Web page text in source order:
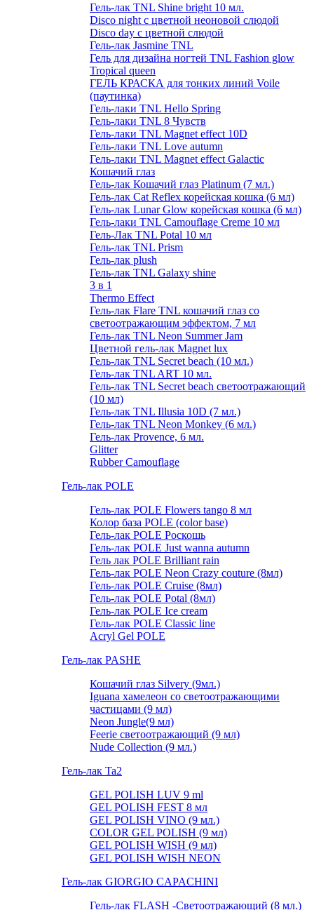
Гель-лак TNL Shine bright 10 мл.
Disco night с цветной неоновой слюдой
Disco day с цветной слюдой
Гель-лак Jasmine TNL
Гель для дизайна ногтей TNL Fashion glow
Tropical queen
ГЕЛЬ КРАСКА для тонких линий Voile
(паутинка)
Гель-лаки TNL Hello Spring
Гель-лаки TNL 8 Чувств
Гель-лаки TNL Magnet effect 10D
Гель-лаки TNL Love autumn
Гель-лаки TNL Magnet effect Galactic
Кошачий глаз
Гель-лак Кошачий глаз Platinum (7 мл.)
Гель-лак Cat Reflex корейская кошка (6 мл)
Гель-лак Lunar Glow корейская кошка (6 мл)
Гель-лаки TNL Camouflage Creme 10 мл
Гель-Лак TNL Potal 10 мл
Гель-лак TNL Prism
Гель-лак plush
Гель-лак TNL Galaxy shine
3 в 1
Thermo Effect
Гель-лак Flare TNL кошачий глаз со
светоотражающим эффектом, 7 мл
Гель-лак TNL Neon Summer Jam
Цветной гель-лак Magnet lux
Гель-лак TNL Secret beach (10 мл.)
Гель-лак TNL ART 10 мл.
Гель-лак TNL Secret beach светоотражающий
(10 мл)
Гель-лак TNL Illusia 10D (7 мл.)
Гель-лак TNL Neon Monkey (6 мл.)
Гель-лак Provence, 6 мл.
Glitter
Rubber Camouflage
Гель-лак POLE
Гель-лак POLE Flowers tango 8 мл
Колор база POLE (color base)
Гель-лак POLE Роскошь
Гель-лак POLE Just wanna autumn
Гель лак POLE Brilliant rain
Гель-лак POLE Neon Crazy couture (8мл)
Гель-лак POLE Cruise (8мл)
Гель-лак POLE Potal (8мл)
Гель-лак POLE Ice cream
Гель-лак POLE Classic line
Acryl Gel POLE
Гель-лак PASHE
Кошачий глаз Silvery (9мл.)
Iguana хамелеон со светоотражающими
частицами (9 мл)
Neon Jungle(9 мл)
Feerie светоотражающий (9 мл)
Nude Collection (9 мл.)
Гель-лак Ta2
GEL POLISH LUV 9 ml
GEL POLISH FEST 8 мл
GEL POLISH VINO (9 мл.)
COLOR GEL POLISH (9 мл)
GEL POLISH WISH (9 мл)
GEL POLISH WISH NEON
Гель-лак GIORGIO CAPACHINI
Гель-лак FLASH -Cветоотражающий (8 мл.)